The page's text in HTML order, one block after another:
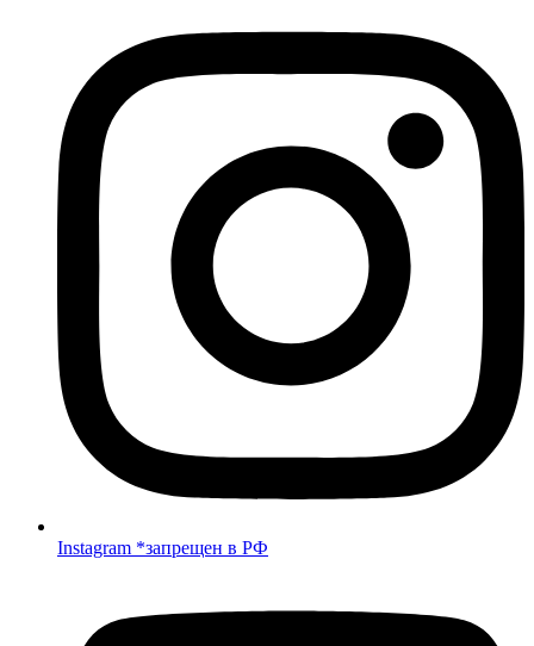
Instagram *запрещен в РФ